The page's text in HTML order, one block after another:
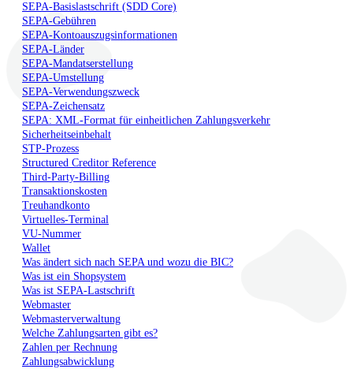
SEPA-Basislastschrift (SDD Core)
SEPA-Gebühren
SEPA-Kontoauszugsinformationen
SEPA-Länder
SEPA-Mandatserstellung
SEPA-Umstellung
SEPA-Verwendungszweck
SEPA-Zeichensatz
SEPA: XML-Format für einheitlichen Zahlungsverkehr
Sicherheitseinbehalt
STP-Prozess
Structured Creditor Reference
Third-Party-Billing
Transaktionskosten
Treuhandkonto
Virtuelles-Terminal
VU-Nummer
Wallet
Was ändert sich nach SEPA und wozu die BIC?
Was ist ein Shopsystem
Was ist SEPA-Lastschrift
Webmaster
Webmasterverwaltung
Welche Zahlungsarten gibt es?
Zahlen per Rechnung
Zahlungsabwicklung